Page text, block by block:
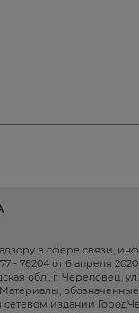
в сфере связи,
78204 от 6 апреля 2020
обл., г. Череповец, ул.
издании